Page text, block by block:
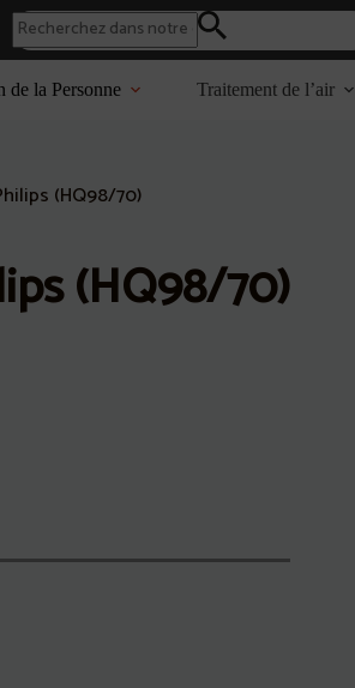
de la Personne Traitement de l’air
(HQ98/70)
(HQ98/70)